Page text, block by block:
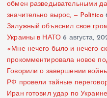
обмен разведывательными
значительно вырос, — Politico
Залужный объяснил свое
Украины в НАТО 6 августа,
«Мне нечего было и нечего
прокомментировала новое
Говорили о завершении
РФ провели тайные
Иран готовил удар по